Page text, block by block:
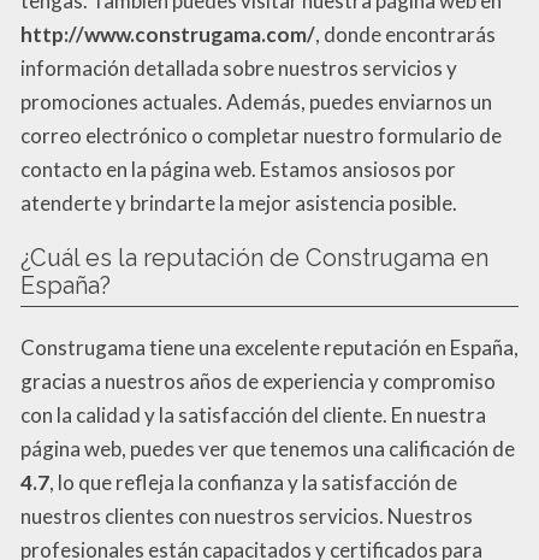
http://www.construgama.com/, donde encontrarás
información detallada sobre nuestros servicios y
promociones actuales. Además, puedes enviarnos un
correo electrónico o completar nuestro formulario de
contacto en la página web. Estamos ansiosos por
atenderte y brindarte la mejor asistencia posible.
¿Cuál es la reputación de Construgama en
España?
Construgama tiene una excelente reputación en España,
gracias a nuestros años de experiencia y compromiso
con la calidad y la satisfacción del cliente. En nuestra
página web, puedes ver que tenemos una calificación de
4.7, lo que refleja la confianza y la satisfacción de
nuestros clientes con nuestros servicios. Nuestros
profesionales están capacitados y certificados para